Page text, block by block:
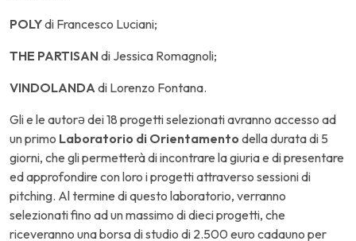
POLYdi Francesco Luciani;
THE PARTISANdi Jessica Romagnoli;
VINDOLANDA di Lorenzo Fontana.
Gli e le autorə dei 18 progetti selezionati avranno accesso ad
un primo Laboratorio di Orientamento della durata di 5
giorni, che gli permetterà di incontrare la giuria e di presentare
ed approfondire con loro i progetti attraverso sessioni di
pitching. Al termine di questo laboratorio, verranno
selezionati fino ad un massimo di dieci progetti, che
riceveranno una borsa di studio di 2.500 euro cadauno per